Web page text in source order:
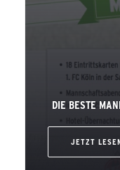
DIE BESTE
JETZT